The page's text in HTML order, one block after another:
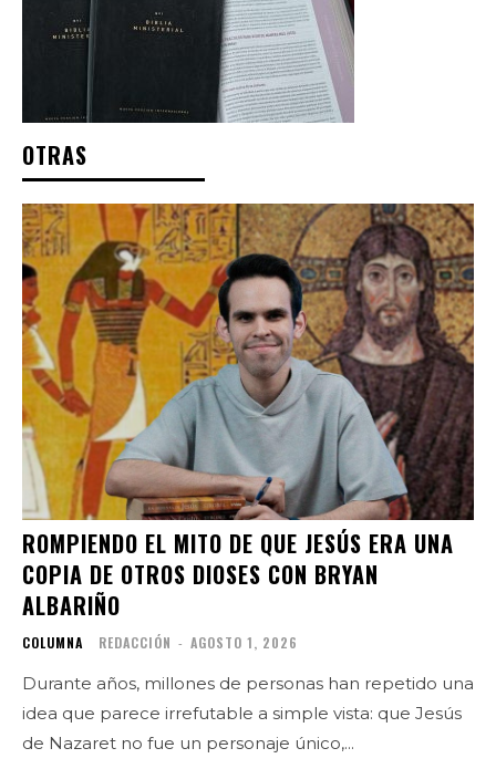
OTRAS
ROMPIENDO EL MITO DE QUE JESÚS ERA UNA
COPIA DE OTROS DIOSES CON BRYAN
ALBARIÑO
COLUMNA REDACCIÓN - AGOSTO 1, 2026
Durante años, millones de personas han repetido una
idea que parece irrefutable a simple vista: que Jesús
de Nazaret no fue un personaje único,...